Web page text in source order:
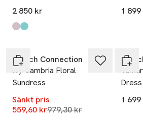
2 850 kr
Produkten finns i färgerna:
Light Pink, Wine Red
Blue, Off White
1
French Connection
Ivy Cambria Floral
Sundress
Sänkt pris
559,60 krLägsta pris 30 dagar
979,30 kr
Dress
1